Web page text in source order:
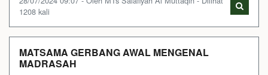
1208 kali
MATSAMA GERBANG AWAL MENGENAL
MADRASAH